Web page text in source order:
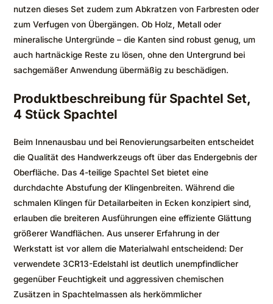
nutzen dieses Set zudem zum Abkratzen von Farbresten oder
zum Verfugen von Übergängen. Ob Holz, Metall oder
mineralische Untergründe – die Kanten sind robust genug, um
auch hartnäckige Reste zu lösen, ohne den Untergrund bei
sachgemäßer Anwendung übermäßig zu beschädigen.
Produktbeschreibung für Spachtel Set,
4 Stück Spachtel
Beim Innenausbau und bei Renovierungsarbeiten entscheidet
die Qualität des Handwerkzeugs oft über das Endergebnis der
Oberfläche. Das 4-teilige Spachtel Set bietet eine
durchdachte Abstufung der Klingenbreiten. Während die
schmalen Klingen für Detailarbeiten in Ecken konzipiert sind,
erlauben die breiteren Ausführungen eine effiziente Glättung
größerer Wandflächen. Aus unserer Erfahrung in der
Werkstatt ist vor allem die Materialwahl entscheidend: Der
verwendete 3CR13-Edelstahl ist deutlich unempfindlicher
gegenüber Feuchtigkeit und aggressiven chemischen
Zusätzen in Spachtelmassen als herkömmlicher